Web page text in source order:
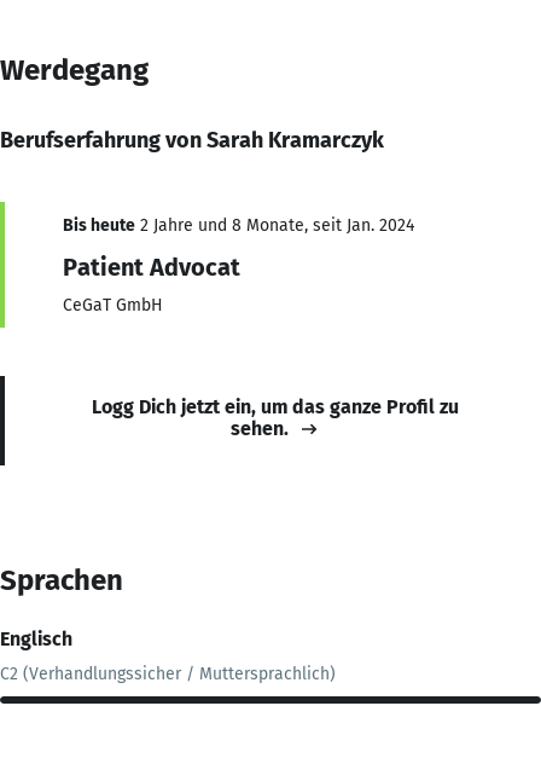
Werdegang
Berufserfahrung von Sarah Kramarczyk
Bis heute 2 Jahre und 8 Monate, seit Jan. 2024
Patient Advocat
CeGaT GmbH
Logg Dich jetzt ein, um das ganze Profil zu
sehen.
Sprachen
Englisch
C2 (Verhandlungssicher / Muttersprachlich)